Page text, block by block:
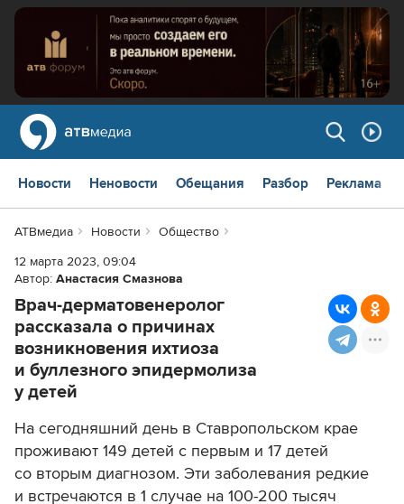
Новости Неновости Обещания Разбор Реклама
АТВмедиа Новости
Общество
12 марта 2023, 09:04
Автор: Анастасия Смазнова
Врач-дерматовенеролог
рассказала о причинах
возникновения ихтиоза
и буллезного эпидермолиза
у детей
На сегодняшний день в Ставропольском крае
проживают 149 детей с первым и 17 детей
со вторым диагнозом. Эти заболевания редкие
и встречаются в 1 случае на 100-200 тысяч